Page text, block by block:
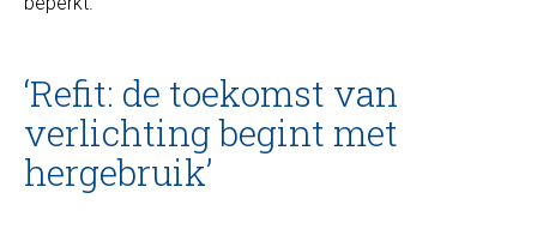
‘Refit: de toekomst van
verlichting begint met
hergebruik’